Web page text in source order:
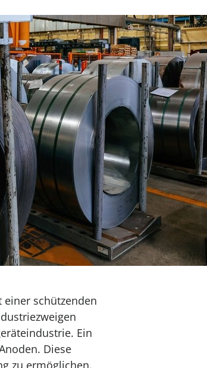
schützenden
Ein
Diese
zu ermöglichen.